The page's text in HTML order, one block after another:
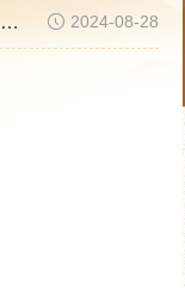
2024-08-28